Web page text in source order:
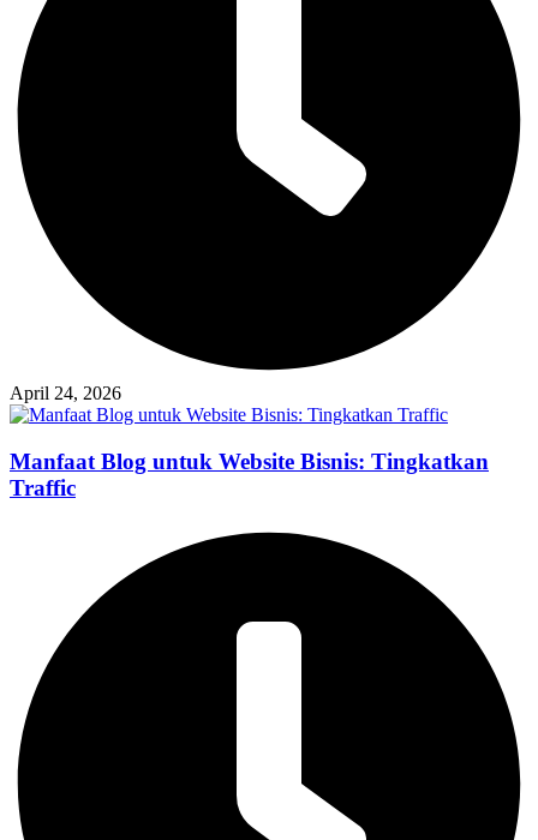
April 24, 2026
Manfaat Blog untuk Website Bisnis: Tingkatkan
Traffic